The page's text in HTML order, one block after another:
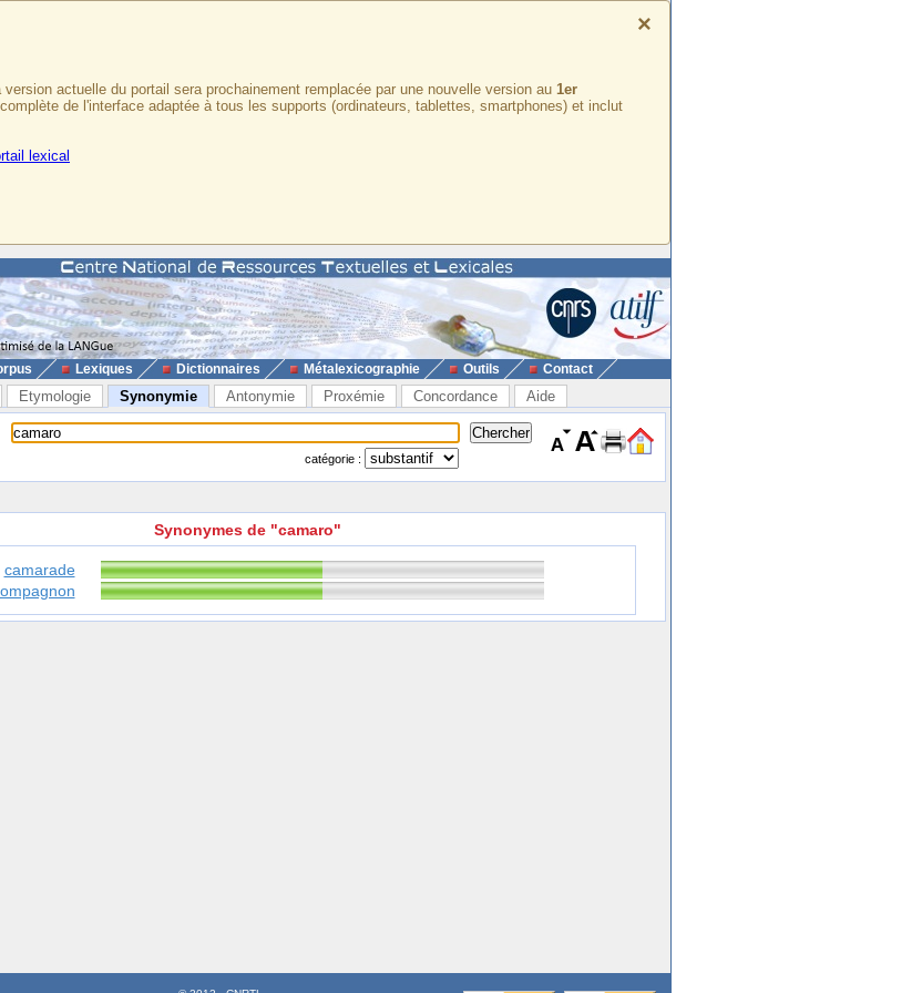
×
actuelle du portail sera prochainement remplacée par une nouvelle version au 1er
de l'interface adaptée à tous les supports (ordinateurs, tablettes, smartphones) et inclut
lexical
Lexiques Dictionnaires Métalexicographie Outils Contact
Etymologie Synonymie Antonymie Proxémie Concordance Aide
catégorie :
Synonymes de "camaro"
camarade